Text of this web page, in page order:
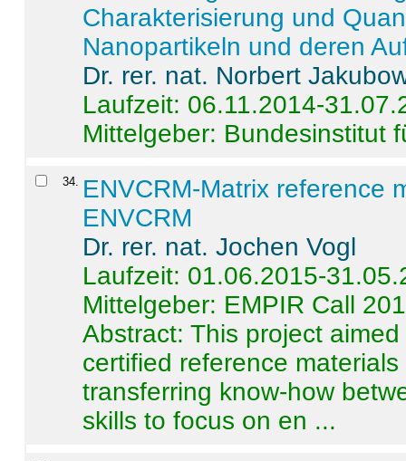
Charakterisierung und
Nanopartikeln und deren
Dr. rer. nat. Norbert
Laufzeit: 06.11.2014-
Mittelgeber: Bundesinstitut
34. ENVCRM-Matrix reference
ENVCRM
Dr. rer. nat. Jochen Vogl
Laufzeit: 01.06.2015-
Mittelgeber: EMPIR Call
Abstract:This project
certified reference
transferring know-how
skills to focus on en ...